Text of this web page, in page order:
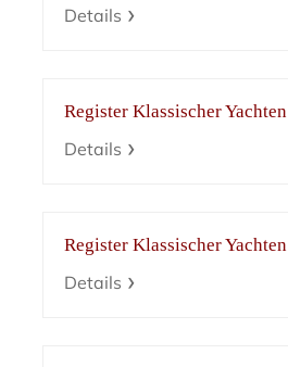
Details
Register Klassischer Yachten
Details
Register Klassischer Yachten
Details